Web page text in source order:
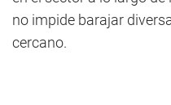
no impide barajar
cercano.